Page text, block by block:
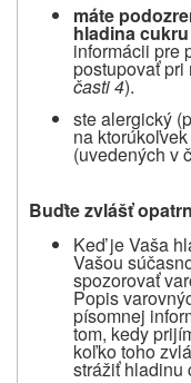
máte
hladina
informácii pre
postupovať
časti 4).
ste alergický
na
(uvedených v
Buďte zvlášť
Keď je Vaša
Vašou
spozorovať
Popis
písomnej
tom, kedy
koľko toho
strážiť hladinu